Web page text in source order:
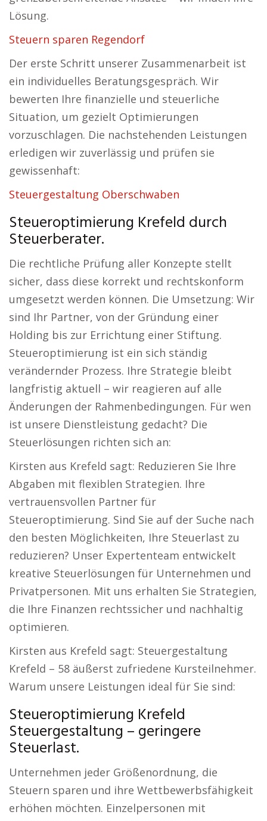
Lösung.
Steuern sparen Regendorf
Der erste Schritt unserer Zusammenarbeit ist
ein individuelles Beratungsgespräch. Wir
bewerten Ihre finanzielle und steuerliche
Situation, um gezielt Optimierungen
vorzuschlagen. Die nachstehenden Leistungen
erledigen wir zuverlässig und prüfen sie
gewissenhaft:
Steuergestaltung Oberschwaben
Steueroptimierung Krefeld durch
Steuerberater.
Die rechtliche Prüfung aller Konzepte stellt
sicher, dass diese korrekt und rechtskonform
umgesetzt werden können. Die Umsetzung: Wir
sind Ihr Partner, von der Gründung einer
Holding bis zur Errichtung einer Stiftung.
Steueroptimierung ist ein sich ständig
verändernder Prozess. Ihre Strategie bleibt
langfristig aktuell – wir reagieren auf alle
Änderungen der Rahmenbedingungen. Für wen
ist unsere Dienstleistung gedacht? Die
Steuerlösungen richten sich an:
Kirsten aus Krefeld sagt: Reduzieren Sie Ihre
Abgaben mit flexiblen Strategien. Ihre
vertrauensvollen Partner für
Steueroptimierung. Sind Sie auf der Suche nach
den besten Möglichkeiten, Ihre Steuerlast zu
reduzieren? Unser Expertenteam entwickelt
kreative Steuerlösungen für Unternehmen und
Privatpersonen. Mit uns erhalten Sie Strategien,
die Ihre Finanzen rechtssicher und nachhaltig
optimieren.
Kirsten aus Krefeld sagt: Steuergestaltung
Krefeld – 58 äußerst zufriedene Kursteilnehmer.
Warum unsere Leistungen ideal für Sie sind:
Steueroptimierung Krefeld
Steuergestaltung – geringere
Steuerlast.
Unternehmen jeder Größenordnung, die
Steuern sparen und ihre Wettbewerbsfähigkeit
erhöhen möchten. Einzelpersonen mit